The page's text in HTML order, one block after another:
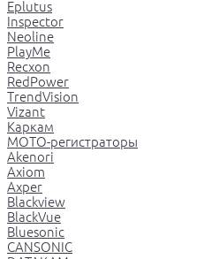
Eplutus
Inspector
Neoline
PlayMe
Recxon
RedPower
TrendVision
Vizant
Каркам
МОТО-регистраторы
Akenori
Axiom
Axper
Blackview
BlackVue
Bluesonic
CANSONIC